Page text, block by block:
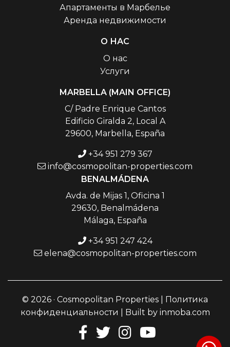
Апартаменты в Марбелье
Аренда недвижимости
О НАС
О нас
Услуги
MARBELLA (MAIN OFFICE)
C/ Padre Enrique Cantos
Edificio Giralda 2, Local A
29600, Marbella, España
+34 951 279 367
info@cosmopolitan-properties.com
BENALMÁDENA
Avda. de Mijas 1, Oficina 1
29630, Benalmádena
Málaga, España
+34 951 247 424
elena@cosmopolitan-properties.com
© 2026 · Cosmopolitan Properties | Политика
конфиденциальности | Built by inmoba.com